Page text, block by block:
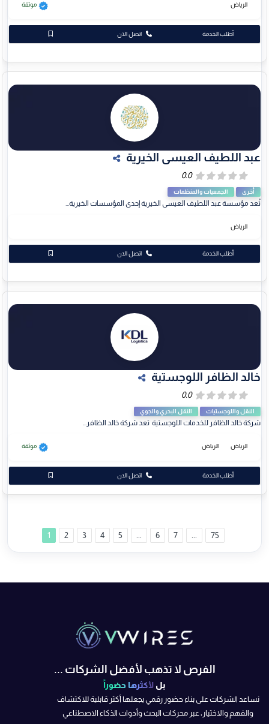
الرياض موثقة
اتصل الان أطلب الخدمة
عبد اللطيف العيسى الخيرية
أخرى الجمعيات والمنظمات
تُعد مؤسسة عبد اللطيف العيسى الخيرية إحدى المؤسسات الخيرية...
الرياض
اتصل الان أطلب الخدمة
خالد الظافر اللوجستية
النقل واللوجستيات النقل البحري والجوي
شركة خالد الظافر للخدمات اللوجستية تعد شركة خالد الظافر...
الرياض الرياض موثقة
اتصل الان أطلب الخدمة
1 2 3 4 5 6 7 75
الفرص لا تذهب لأفضل الشركات ...
بل لأكثرها حضوراً
نساعد الشركات على بناء حضور رقمي يجعلها أكثر قابلية للاكتشاف
والفهم والاختيار، عبر محركات البحث وأدوات الذكاء الاصطناعي